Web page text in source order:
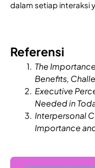
dalam setiap interaksi
Referensi
The
Benefits,
Executive
Needed in
Interpersonal
Importance